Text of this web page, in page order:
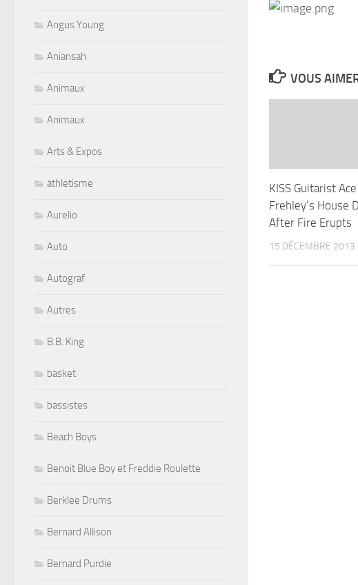
VOUS
KISS Guitarist Ace
Frehley’s House
After Fire Erupts
15 DÉCEMBRE 2013
Angus Young
Aniansah
Animaux
Animaux
Arts & Expos
athletisme
Aurelio
Auto
Autograf
Autres
B.B. King
basket
bassistes
Beach Boys
Benoit Blue Boy et Freddie Roulette
Berklee Drums
Bernard Allison
Bernard Purdie